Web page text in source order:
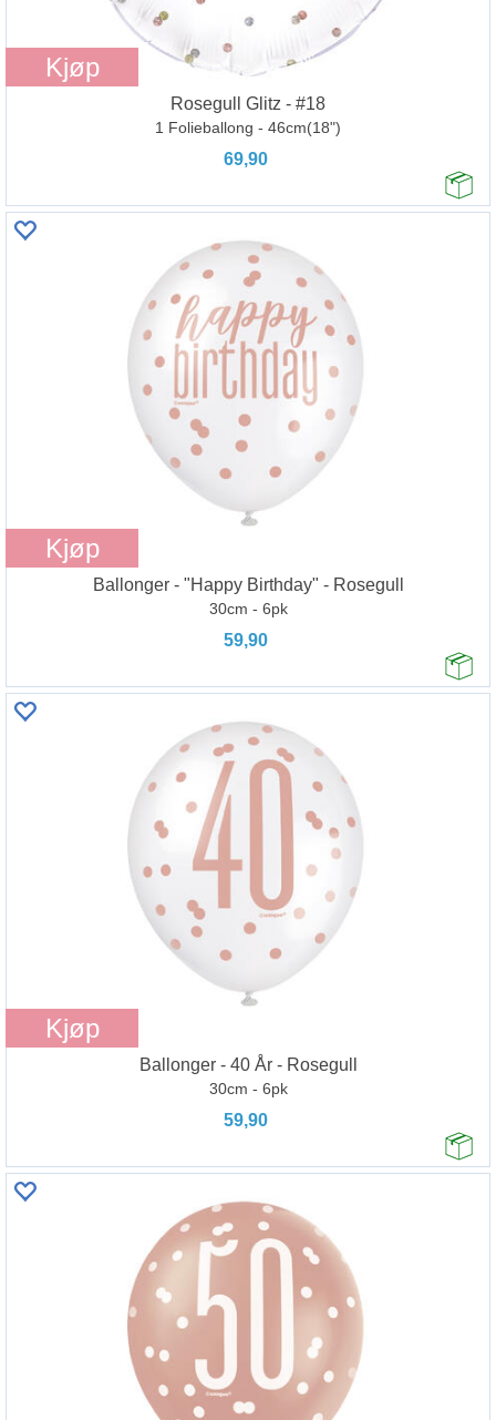
Kjøp
Rosegull Glitz - #18
1 Folieballong - 46cm(18")
69,90
Kjøp
Ballonger - "Happy Birthday" - Rosegull
30cm - 6pk
59,90
Kjøp
Ballonger - 40 År - Rosegull
30cm - 6pk
59,90